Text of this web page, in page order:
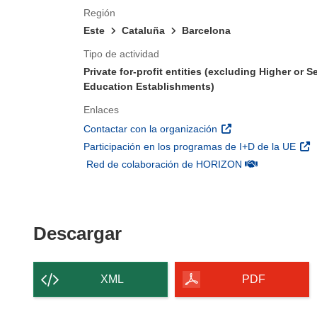
Región
Este
Cataluña Barcelona
Tipo de actividad
Private for-profit entities (excluding Higher or
Education Establishments)
Enlaces
Contactar con la organización (se abrirá en una
Participación en los programas de I+D de la UE (se
Red de colaboración de HORIZON(se abrirá en
DescargarDescargar el contenido
XML PDF